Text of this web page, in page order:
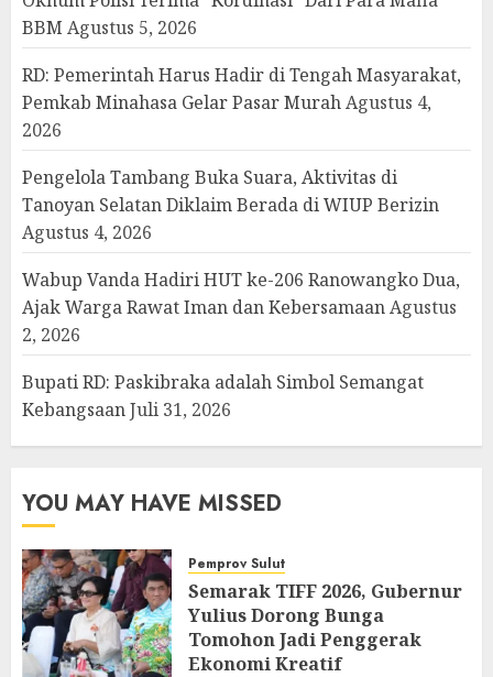
BBM Agustus 5, 2026
RD: Pemerintah Harus Hadir di Tengah Masyarakat,
Pemkab Minahasa Gelar Pasar MurahAgustus 4,
2026
Pengelola Tambang Buka Suara, Aktivitas di
Tanoyan Selatan Diklaim Berada di WIUP Berizin
Agustus 4, 2026
Wabup Vanda Hadiri HUT ke-206 Ranowangko Dua,
Ajak Warga Rawat Iman dan KebersamaanAgustus
2, 2026
Bupati RD: Paskibraka adalah Simbol Semangat
KebangsaanJuli 31, 2026
YOU MAY HAVE MISSED
Pemprov Sulut
Semarak TIFF 2026, Gubernur
Yulius Dorong Bunga
Tomohon Jadi Penggerak
Ekonomi Kreatif